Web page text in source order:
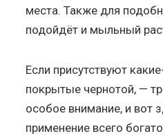
места. Также для
подойдёт и мыльный
Если присутствуют
покрытые чернотой, —
особое внимание, и вот
применение всего